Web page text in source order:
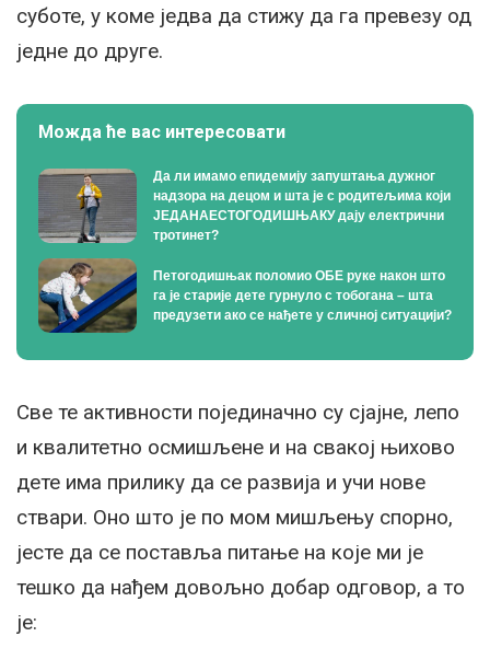
суботе, у коме једва да стижу да га превезу од
једне до друге.
Можда ће вас интересовати
Да ли имамо епидемију запуштања дужног
надзора на децом и шта је с родитељима који
ЈЕДАНАЕСТОГОДИШЊАКУ дају електрични
тротинет?
Петогодишњак поломио ОБЕ руке након што
га је старије дете гурнуло с тобогана – шта
предузети ако се нађете у сличној ситуацији?
Све те активности појединачно су сјајне, лепо
и квалитетно осмишљене и на свакој њихово
дете има прилику да се развија и учи нове
ствари. Оно што је по мом мишљењу спорно,
јесте да се поставља питање на које ми је
тешко да нађем довољно добар одговор, а то
је: